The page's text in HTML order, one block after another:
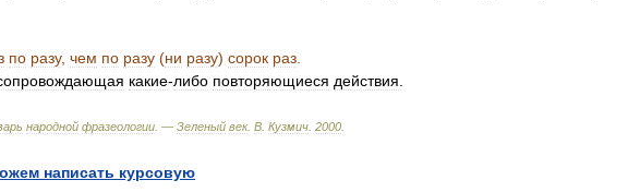
по разу, чем по разу (ни разу) сорок раз
какие-либо повторяющиеся действия
народной фразеологии . — Зеленый век. В Кузмич 2000
написать курсовую